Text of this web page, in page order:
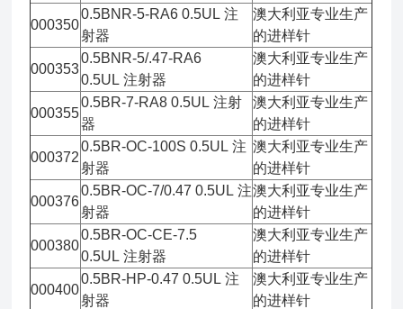
000350
0.5BNR-5-RA6 0.5UL 注
射器
澳大利亚专业生产
的进样针
000353
0.5BNR-5/.47-RA6
0.5UL 注射器
澳大利亚专业生产
的进样针
000355
0.5BR-7-RA8 0.5UL 注射
器
澳大利亚专业生产
的进样针
000372
0.5BR-OC-100S 0.5UL 注
射器
澳大利亚专业生产
的进样针
000376
0.5BR-OC-7/0.47 0.5UL 注
射器
澳大利亚专业生产
的进样针
000380
0.5BR-OC-CE-7.5
0.5UL 注射器
澳大利亚专业生产
的进样针
000400
0.5BR-HP-0.47 0.5UL 注
射器
澳大利亚专业生产
的进样针